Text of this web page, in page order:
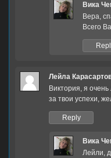
Вика
Вера,
Всего
Лейла
Виктория, я
за твои успехи,
Reply
Вика
Лейли,